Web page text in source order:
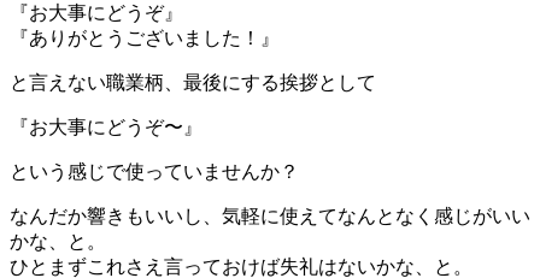
『お大事にどうぞ』
『ありがとうございました！』
と言えない職業柄、最後にする挨拶として
『お大事にどうぞ〜』
という感じで使っていませんか？
なんだか響きもいいし、気軽に使えてなんとなく感じがいい
かな、と。
ひとまずこれさえ言っておけば失礼はないかな、と。